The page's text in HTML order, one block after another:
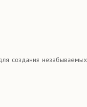
создания незабываемых